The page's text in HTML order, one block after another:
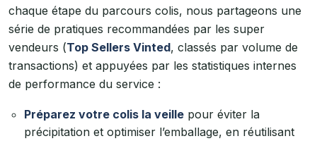
chaque étape du parcours colis, nous partageons une
série de pratiques recommandées par les super
vendeurs (Top Sellers Vinted, classés par volume de
transactions) et appuyées par les statistiques internes
de performance du service :
Préparez votre colis la veille pour éviter la
précipitation et optimiser l’emballage, en réutilisant